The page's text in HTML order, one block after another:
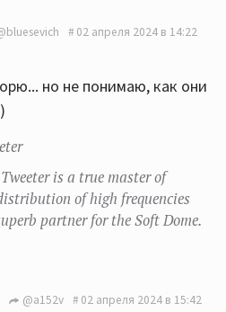
02 апреля 2024 в 14:22
но не понимаю, как они
is a true master of
of high frequencies
partner for the Soft Dome.
@a152v 02 апреля 2024 в 15:42